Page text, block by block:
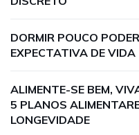
DORMIR POUCO
EXPECTATIVA DE VIDA
ALIMENTE-SE BEM,
5 PLANOS
LONGEVIDADE